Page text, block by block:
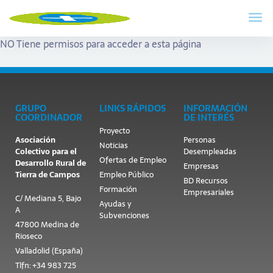
NO Tiene permisos para acceder a esta página
GRUPO
COORDINADOR
Asociación
Colectivo para el
Desarrollo Rural de
Tierra de Campos
C/ Mediana 5, Bajo
A
47800 Medina de
Rioseco
Valladolid (España)
Tlfn: +34 983 725
LINKS RÁPIDOS
Proyecto
Noticias
Ofertas de Empleo
Empleo Público
Formación
Ayudas y
Subvenciones
INFORMACIÓN
DE INTERÉS
Personas
Desempleadas
Empresas
BD Recursos
Empresariales